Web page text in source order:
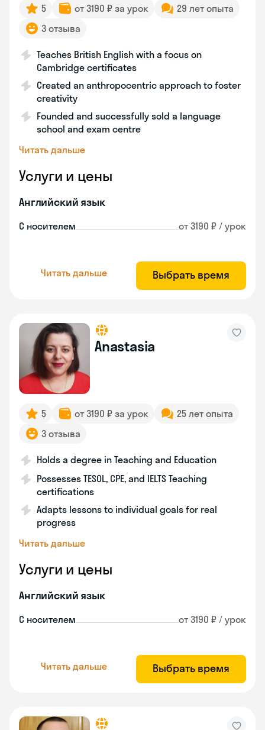
5 от 3190 ₽ за урок
29 лет опыта
3 отзыва
Teaches British English with a focus on
Cambridge certificates
Created an anthropocentric approach to foster
creativity
Founded and successfully sold a language
school and exam centre
Читать дальше
Услуги и цены
Английский язык
С носителем от 3190 ₽ / урок
Читать дальше Выбрать время
Anastasia
5 от 3190 ₽ за урок
25 лет опыта
3 отзыва
Holds a degree in Teaching and Education
Possesses TESOL, CPE, and IELTS Teaching
certifications
Adapts lessons to individual goals for real
progress
Читать дальше
Услуги и цены
Английский язык
С носителем от 3190 ₽ / урок
Читать дальше Выбрать время